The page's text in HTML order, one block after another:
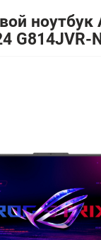
ноутбук
G814JVR-